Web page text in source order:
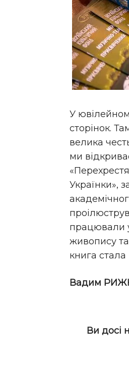
У
сторінок.
велика
ми
Українки»,
працювали
живопису
книга
Вадим
Ви досі